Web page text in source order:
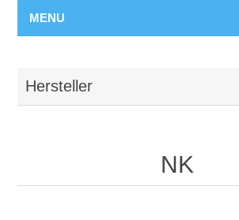
MENU
Hersteller
NK